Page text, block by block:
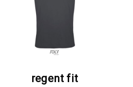
regent fit